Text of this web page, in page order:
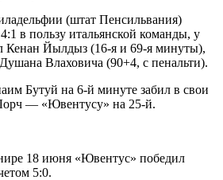
(штат Пенсильвания)
в пользу итальянской команды, у
Кенан Йылдыз (16-я и 69-я минуты),
Влаховича (90+4, с пенальти).
Бутуй на 6-й минуте забил в свои
— «Ювентусу» на 25-й.
18 июня «Ювентус» победил
5:0.